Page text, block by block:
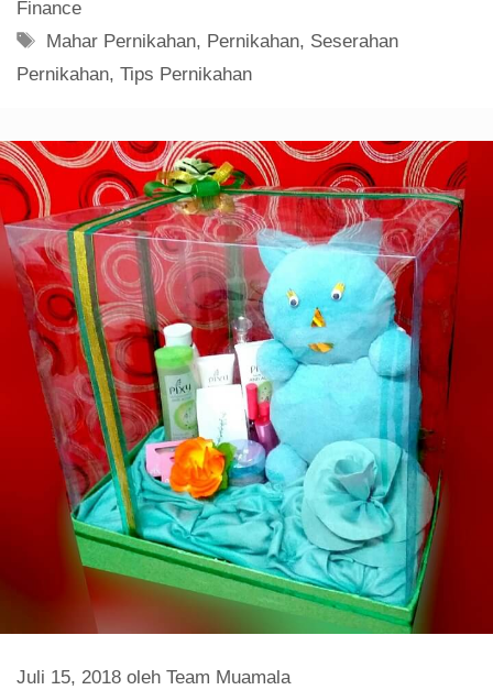
Finance
Tag
Mahar Pernikahan, Pernikahan, Seserahan
Pernikahan, Tips Pernikahan
Juli 15, 2018 oleh Team Muamala